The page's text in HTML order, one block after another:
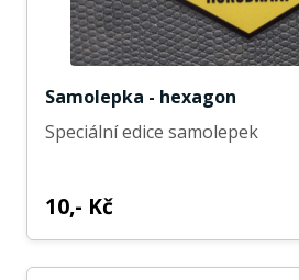
Samolepka - hexagon
Speciální edice samolepek
10,- Kč